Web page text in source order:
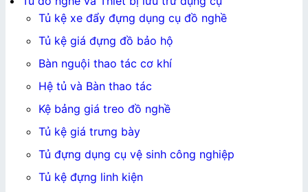
Tủ kệ xe đẩy đựng dụng cụ đồ nghề
Tủ kệ giá đựng đồ bảo hộ
Bàn nguội thao tác cơ khí
Hệ tủ và Bàn thao tác
Kệ bảng giá treo đồ nghề
Tủ kệ giá trưng bày
Tủ đựng dụng cụ vệ sinh công nghiệp
Tủ kệ đựng linh kiện